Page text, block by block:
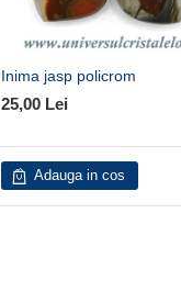
Inima jasp policrom
25,00 Lei
Adauga in cos